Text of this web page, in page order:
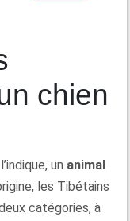
chien
un animal
les Tibétains
catégories, à